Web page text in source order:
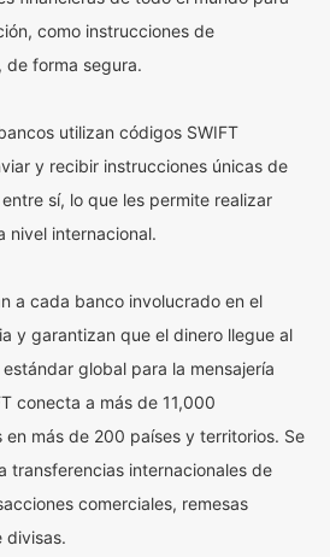
como instrucciones de
de forma segura.
utilizan códigos SWIFT
y recibir instrucciones únicas de
sí, lo que les permite realizar
nivel internacional.
a cada banco involucrado en el
y garantizan que el dinero llegue al
global para la mensajería
conecta a más de 11,000
en más de 200 países y territorios. Se
transferencias internacionales de
comerciales, remesas
divisas.